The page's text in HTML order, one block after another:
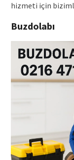
hizmeti için
Buzdolabı